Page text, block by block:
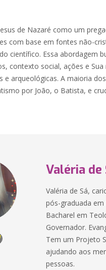
de Nazaré como um
com base em fontes não-
científico. Essa abordagem
contexto social, ações e
e arqueológicas. A maioria
por João, o Batista, e
Valéria de
Valéria de Sá,
pós-graduada em
Bacharel em
Governador.
Tem um Projeto
ajudando aos
pessoas.